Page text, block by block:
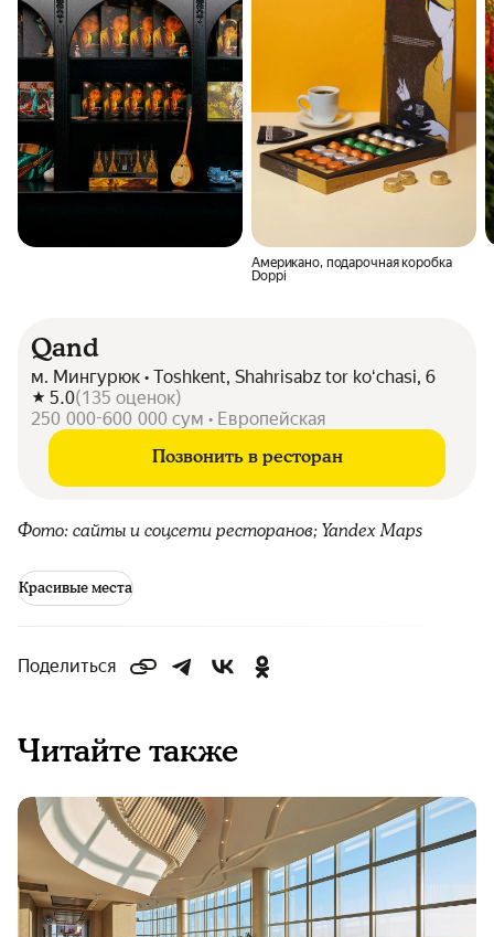
Американо, подарочная коробка
Doppi
Qand
м. Мингурюк • Toshkent, Shahrisabz tor koʻchasi, 6
5.0(135 оценок)
250 000-600 000 сум • Европейская
Позвонить в ресторан
Фото: сайты и соцсети ресторанов; Yandex Maps
Красивые места
Поделиться
Читайте также